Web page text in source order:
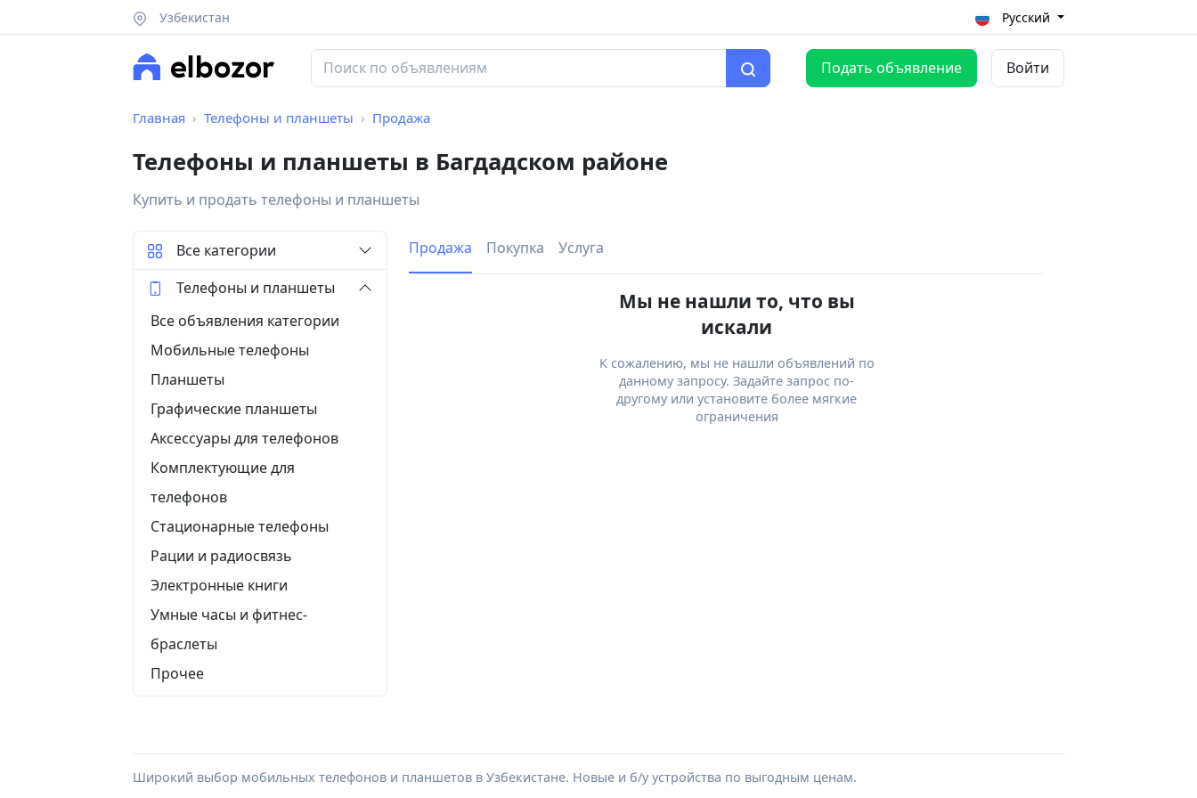
Узбекистан Русский
Подать объявление Войти
Главная Телефоны и планшеты Продажа
Телефоны и планшеты в Багдадском районе
Купить и продать телефоны и планшеты
Продажа Покупка Услуга
Мы не нашли то, что вы
искали
К сожалению, мы не нашли объявлений по
данному запросу. Задайте запрос по-
другому или установите более мягкие
ограничения
Все категории
Телефоны и планшеты
Все объявления категории
Мобильные телефоны
Планшеты
Графические планшеты
Аксессуары для телефонов
Комплектующие для
телефонов
Стационарные телефоны
Рации и радиосвязь
Электронные книги
Умные часы и фитнес-
браслеты
Прочее
Широкий выбор мобильных телефонов и планшетов в Узбекистане. Новые и б/у устройства по выгодным ценам.